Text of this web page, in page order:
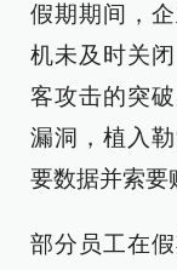
假期期间，
机未及时关
客攻击的突
漏洞，植入
要数据并索要
部分员工在